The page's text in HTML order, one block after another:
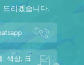
리겠습니다.